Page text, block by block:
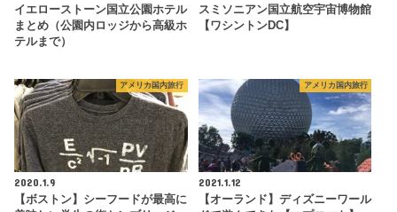
イエローストーン国立公園ホテル
まとめ（公園内ロッジから高級ホ
テルまで）
スミソニアン国立航空宇宙博物館
【ワシントンDC】
アメリカ国内旅行
2020.1.9
【ボストン】シーフードが最高に
アメリカ国内旅行
2021.1.12
【オーランド】ディズニーワール